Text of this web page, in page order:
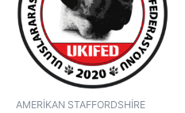
AMERİKAN STAFFORDSHİRE